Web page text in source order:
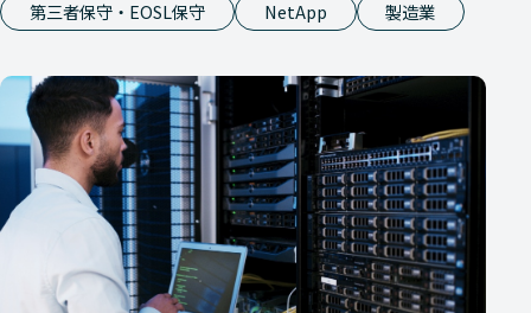
第三者保守・EOSL保守 NetApp 製造業